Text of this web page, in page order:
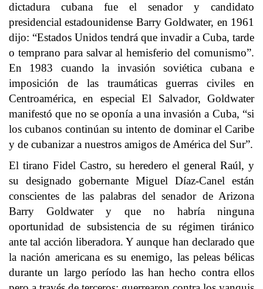
dictadura cubana fue el senador y candidato
presidencial estadounidense Barry Goldwater, en 1961
dijo: “Estados Unidos tendrá que invadir a Cuba, tarde
o temprano para salvar al hemisferio del comunismo”.
En 1983 cuando la invasión soviética cubana e
imposición de las traumáticas guerras civiles en
Centroamérica, en especial El Salvador, Goldwater
manifestó que no se oponía a una invasión a Cuba, “si
los cubanos continúan su intento de dominar el Caribe
y de cubanizar a nuestros amigos de América del Sur”.
El tirano Fidel Castro, su heredero el general Raúl, y
su designado gobernante Miguel Díaz-Canel están
conscientes de las palabras del senador de Arizona
Barry Goldwater y que no habría ninguna
oportunidad de subsistencia de su régimen tiránico
ante tal acción liberadora. Y aunque han declarado que
la nación americana es su enemigo, las peleas bélicas
durante un largo período las han hecho contra ellos